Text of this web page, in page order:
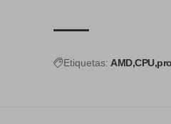
Etiquetas: AMD CPU